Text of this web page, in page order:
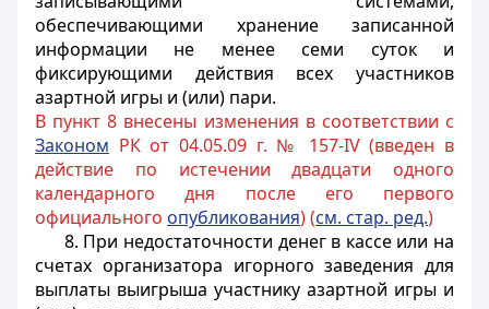
обеспечивающими хранение записанной
информации не менее семи суток и
фиксирующими действия всех участников
азартной игры и (или) пари.
В пункт 8 внесены изменения в соответствии с
Законом РК от 04.05.09 г. № 157-IV (введен в
действие по истечении двадцати одного
календарного дня после его первого
официального опубликования) (см. стар. ред.)
8. При недостаточности денег в кассе или на
счетах организатора игорного заведения для
выплаты выигрыша участнику азартной игры и